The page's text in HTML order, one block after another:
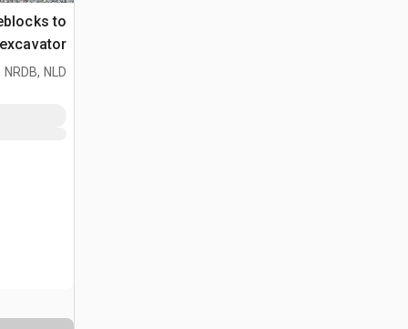
to
ذراع
NLD